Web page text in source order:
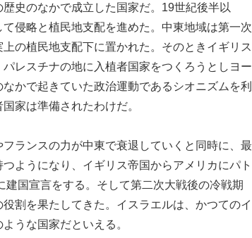
史のなかで成立した国家だ。19世紀後半以
侵略と植民地支配を進めた。中東地域は第一次
の植民地支配下に置かれた。そのときイギリス
レスチナの地に入植者国家をつくろうとしヨー
かで起きていた政治運動であるシオニズムを利
家は準備されたわけだ。
ランスの力が中東で衰退していくと同時に、最
ようになり、イギリス帝国からアメリカにパト
建国宣言をする。そして第二次大戦後の冷戦期
割を果たしてきた。イスラエルは、かつてのイ
うな国家だといえる。